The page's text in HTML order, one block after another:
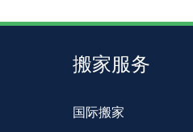
搬家服务
国际搬家